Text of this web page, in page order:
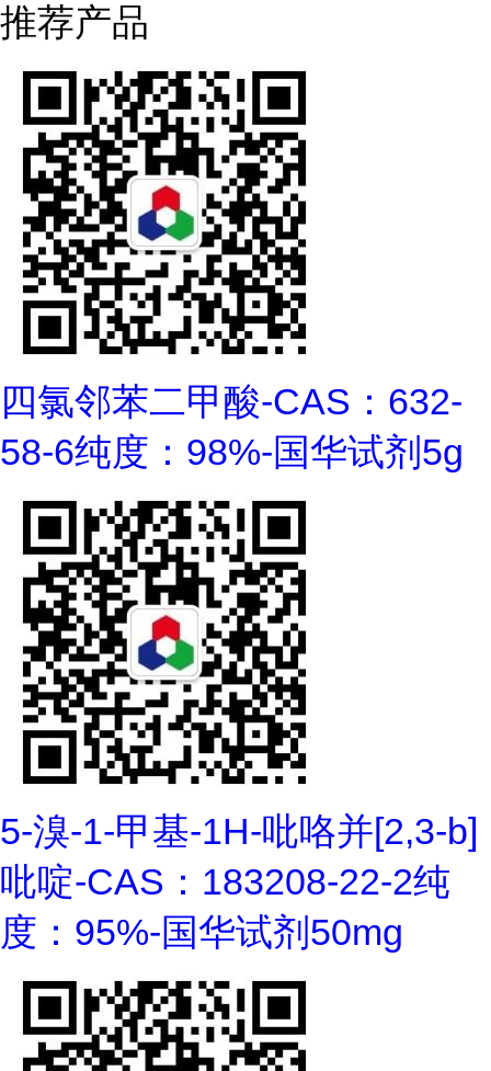
推荐产品
四氯邻苯二甲酸-CAS：632-
58-6纯度：98%-国华试剂5g
5-溴-1-甲基-1H-吡咯并[2,3-b]
吡啶-CAS：183208-22-2纯
度：95%-国华试剂50mg